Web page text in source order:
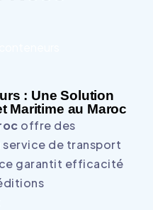
: Une Solution
Maritime au Maroc
offre des
service de transport
garantit efficacité